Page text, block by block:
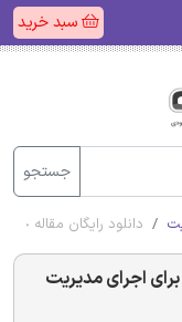
سبد خرید
جستجو
دانلود رایگان مقاله
اجرای مدیریت